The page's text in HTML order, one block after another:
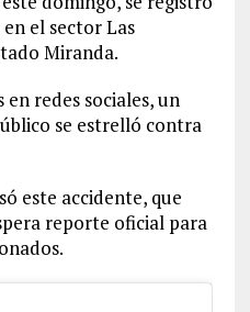
el sector Las
Miranda.
redes sociales, un
se estrelló contra
este accidente, que
reporte oficial para